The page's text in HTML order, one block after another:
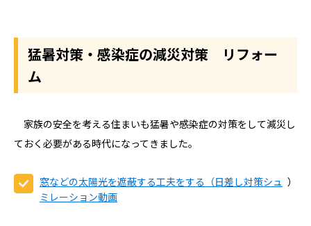
猛暑対策・感染症の減災対策 リフォー
ム
家族の安全を考える住まいも猛暑や感染症の対策をして減災し
ておく必要がある時代になってきました。
窓などの太陽光を遮蔽する工夫をする（日差し対策シュ
ミレーション動画
）